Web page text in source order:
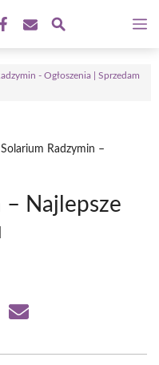
- Ogłoszenia | Sprzedam
Solarium Radzymin –
– Najlepsze
Share